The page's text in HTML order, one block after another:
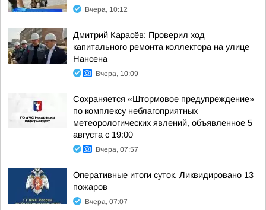
Вчера, 10:12
Дмитрий Карасёв: Проверил ход
капитального ремонта коллектора на улице
Нансена
Вчера, 10:09
Сохраняется «Штормовое предупреждение»
по комплексу неблагоприятных
метеорологических явлений, объявленное 5
августа с 19:00
Вчера, 07:57
Оперативные итоги суток. Ликвидировано 13
пожаров
Вчера, 07:07